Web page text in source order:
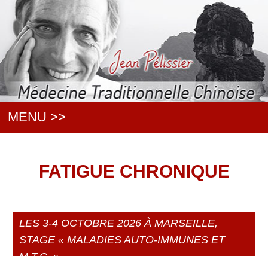
MENU >>
FATIGUE CHRONIQUE
LES 3-4 OCTOBRE 2026 À MARSEILLE,
STAGE « MALADIES AUTO-IMMUNES ET